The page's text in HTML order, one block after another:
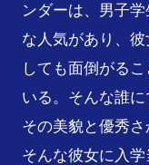
ンダーは、男子
な人気があり、
しても面倒がる
いる。そんな誰に
その美貌と優秀さ
そんな彼女に入